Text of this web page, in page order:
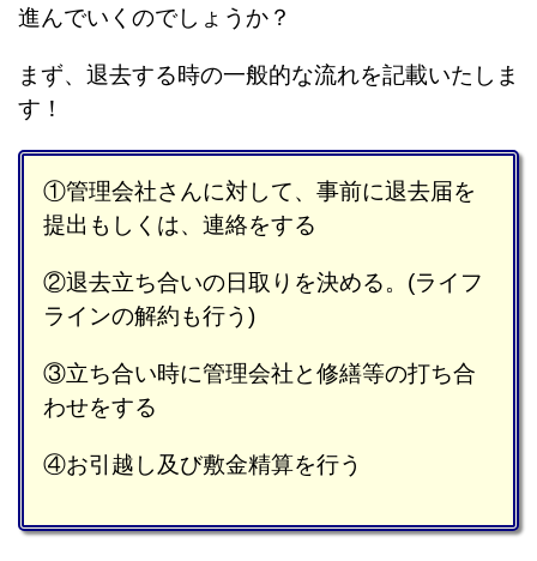
進んでいくのでしょうか？
まず、退去する時の一般的な流れを記載いたしま
す！
①管理会社さんに対して、事前に退去届を
提出もしくは、連絡をする
②退去立ち合いの日取りを決める。(ライフ
ラインの解約も行う)
③立ち合い時に管理会社と修繕等の打ち合
わせをする
④お引越し及び敷金精算を行う